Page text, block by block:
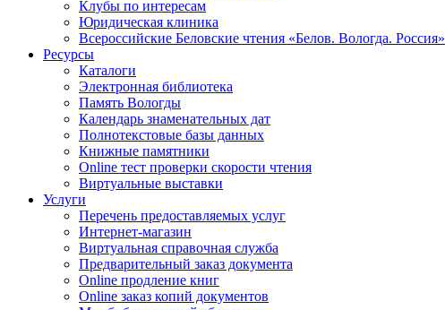
Клубы по интересам
Юридическая клиника
Всероссийские Беловские чтения «Белов. Вологда. Россия»
Ресурсы
Каталоги
Электронная библиотека
Память Вологды
Календарь знаменательных дат
Полнотекстовые базы данных
Книжные памятники
Online тест проверки скорости чтения
Виртуальные выставки
Услуги
Перечень предоставляемых услуг
Интернет-магазин
Виртуальная справочная служба
Предварительный заказ документа
Online продление книг
Online заказ копий документов